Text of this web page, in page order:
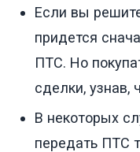
Если вы
придется
ПТС. Но
сделки, узнав,
В некоторых
передать ПТС